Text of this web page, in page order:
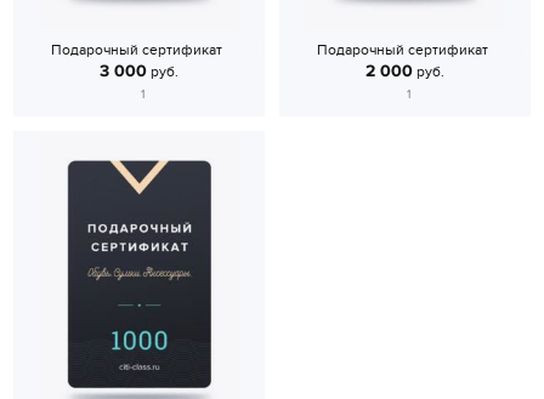
Подарочный сертификат
3 000 руб.
1
Подарочный сертификат
2 000 руб.
1